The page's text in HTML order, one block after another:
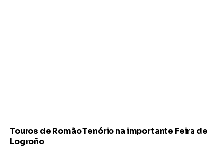
Touros de Romão Tenório na importante Feira de
Logroño